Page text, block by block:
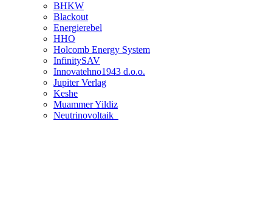
BHKW
Blackout
Energierebel
HHO
Holcomb Energy System
InfinitySAV
Innovatehno1943 d.o.o.
Jupiter Verlag
Keshe
Muammer Yildiz
Neutrinovoltaik